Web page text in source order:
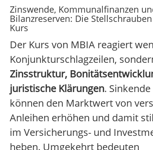
Zinswende, Kommunalfinanzen
Bilanzreserven: Die
Kurs
Der Kurs von MBIA reagiert
Konjunkturschlagzeilen,
Zinsstruktur,
juristische Klärungen.
können den Marktwert von
Anleihen erhöhen und damit
im Versicherungs- und
heben. Umgekehrt bedeuten